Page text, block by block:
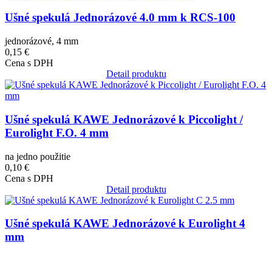
Ušné spekulá Jednorázové 4.0 mm k RCS-100
jednorázové, 4 mm
0,15 €
Cena s DPH
Detail produktu
Obrázok
Ušné spekulá KAWE Jednorázové k Piccolight /
Eurolight F.O. 4 mm
na jedno použitie
0,10 €
Cena s DPH
Detail produktu
Obrázok
Ušné spekulá KAWE Jednorázové k Eurolight 4
mm